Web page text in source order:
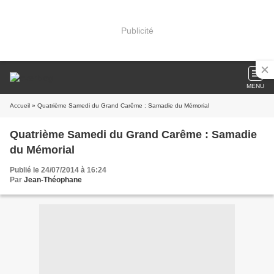
Publicité
MENU
Accueil » Quatrième Samedi du Grand Carême : Samadie du Mémorial
Quatrième Samedi du Grand Carême : Samadie
du Mémorial
Publié le 24/07/2014 à 16:24
Par Jean-Théophane